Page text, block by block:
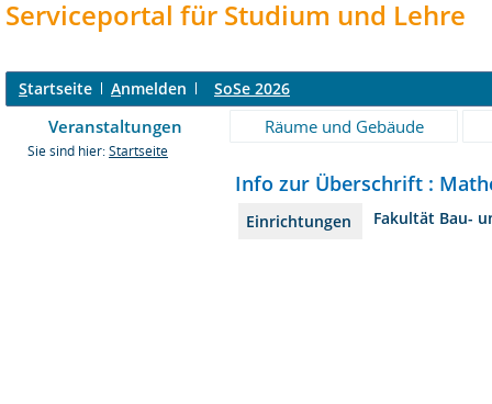
Serviceportal für Studium und Lehre
Startseite Anmelden SoSe 2026
Veranstaltungen Räume und Gebäude
Sie sind hier: Startseite
Info zur Überschrift :
Einrichtungen Fakultät Bau-